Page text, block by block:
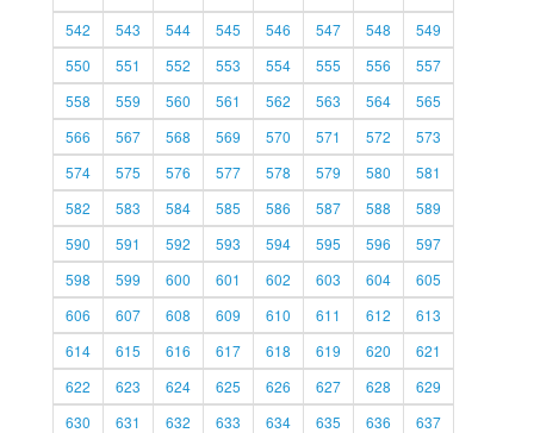
542
543 544 545 546 547 548
549
550
551 552 553 554 555 556
557
558
559 560 561 562 563 564
565
566
567 568 569 570 571 572
573
574
575 576 577 578 579 580
581
582
583 584 585 586 587 588
589
590
591 592 593 594 595 596
597
598
599 600 601 602 603 604
605
606
607 608 609 610 611 612
613
614
615 616 617 618 619 620
621
622
623 624 625 626 627 628
629
630
631 632 633 634 635 636
637